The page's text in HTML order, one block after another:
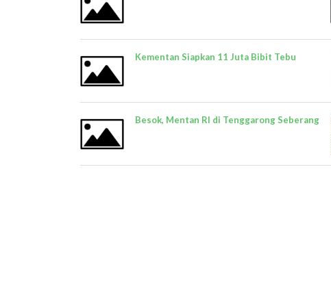
Kementan Siapkan 11 Juta Bibit Tebu
Besok, Mentan RI di Tenggarong Seberang